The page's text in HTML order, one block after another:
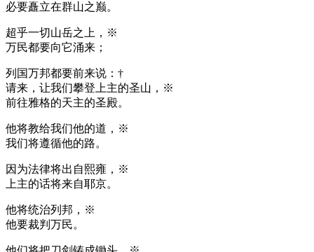
必要矗立在群山之巅。
超乎一切山岳之上，※
万民都要向它涌来；
列国万邦都要前来说：†
请来，让我们攀登上主的圣山，※
前往雅格的天主的圣殿。
他将教给我们他的道，※
我们将遵循他的路。
因为法律将出自熙雍，※
上主的话将来自耶京。
他将统治列邦，※
他要裁判万民。